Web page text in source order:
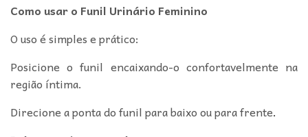
Como usar o Funil Urinário Feminino
O uso é simples e prático:
Posicione o funil encaixando-o confortavelmente na
região íntima.
Direcione a ponta do funil para baixo ou para frente.